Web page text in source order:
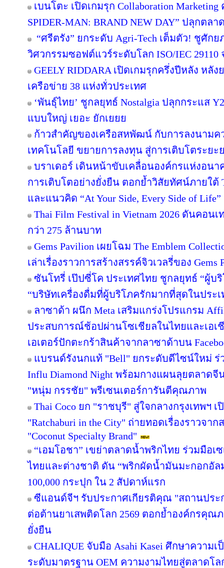
เบนโตะ เปิดเกมรุก Collaboration
SPIDER-MAN: BRAND NEW DAY” ปลุกต
“ศรีตรัง” ยกระดับ Agri-Tech เต็มตัว! ชูศัก
วิศวกรรมซอฟต์แวร์ระดับโลก ISO/IEC 29110
GEELY RIDDARA เปิดเกมรุกครึ่งปีหลัง หลั
เครือข่าย 38 แห่งทั่วประเทศ
‘พันธุ์ไทย’ ชูกลยุทธ์ Nostalgia ปลุกกระแส
แบบใหญ่ เยอะ ยักเยยย
ก้าวสำคัญของเครือสหพัฒน์ กับการลงนามค
เทคโนโลยี ขยายการลงทุน สู่การเติบโตระยะ
บราเดอร์ เดินหน้าขับเคลื่อนองค์กรแห่งอน
การเติบโตอย่างยั่งยืน ตอกย้ำวิสัยทัศน์ภายใต้
และแนวคิด “At Your Side, Every Side of Life”
Thai Film Festival in Vietnam 2026 ดันคอน
กว่า 275 ล้านบาท
Gems Pavilion เผยโฉม The Emblem
เล่าเรื่องราวการสร้างสรรค์จิวเวลรี่ของ
ซันโทรี่ เป๊ปซี่โค ประเทศไทย ชูกลยุทธ์ “ผู้บ
“บริษัทเครื่องดื่มที่ผู้บริโภครักมากที่สุดในประเ
ลาซาด้า ผนึก Meta เสริมแกร่งโปรแกรม
ประสบการณ์ช้อปผ่านโซเชียลในไทยและเอเ
เอเตอร์ปักตะกร้าสินค้าจากลาซาด้าบน
แบรนด์รังนกแท้ "Bell" ยกระดับดีไซน์ใหม่ ร่
Influ Diamond Night พร้อมกางแผนลุยตลาด
"หนุ่ม กรรชัย" พรีเซนเตอร์การันตีคุณภาพ
Thai Coco ยก "ราชบุรี" สู่ใจกลางกรุงเทพฯ เ
"Ratchaburi in the City" ถ่ายทอดเรื่องราวจ
"Coconut Specialty Brand"
“เอมโอชา” เขย่าตลาดน้ำพริกไทย ร่วมมือ
ไทยและต่างชาติ ดัน “พริกผัดน้ำมันมะกอกอั
100,000 กระปุก ใน 2 สัปดาห์แรก
ซีแอนด์จีฯ รับประกาศเกียรติคุณ "สถานปร
ต่อต้านยาเสพติดโลก 2569 ตอกย้ำองค์กรคุณ
ยั่งยืน
CHALIQUE จับมือ Asahi Kasei ศึกษาควา
ระดับมาตรฐาน OEM ความงามไทยสู่ตลาดโล